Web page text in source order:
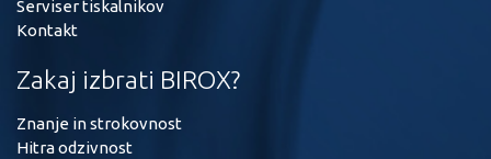
Serviser tiskalnikov
Kontakt
Zakaj izbrati BIROX?
Znanje in strokovnost
Hitra odzivnost